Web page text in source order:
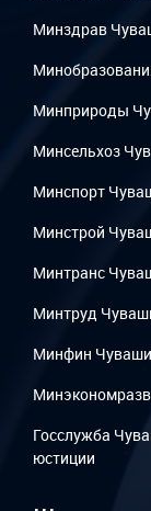
Минздрав
Минприроды
Минсельхоз
Минспорт
Минстрой
Минтранс
Минтруд
Минфин
Госслужба
юстиции
...